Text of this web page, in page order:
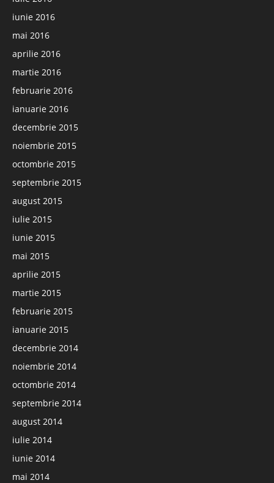
iunie 2016
mai 2016
aprilie 2016
martie 2016
februarie 2016
ianuarie 2016
decembrie 2015
noiembrie 2015
octombrie 2015
septembrie 2015
august 2015
iulie 2015
iunie 2015
mai 2015
aprilie 2015
martie 2015
februarie 2015
ianuarie 2015
decembrie 2014
noiembrie 2014
octombrie 2014
septembrie 2014
august 2014
iulie 2014
iunie 2014
mai 2014